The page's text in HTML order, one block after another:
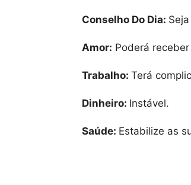
Conselho Do Dia:
Amor: Poderá
Trabalho: Terá
Dinheiro: Instável.
Saúde: Estabilize as